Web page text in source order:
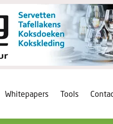
Whitepapers Tools